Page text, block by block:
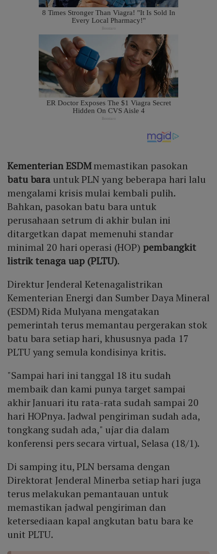
Kementerian ESDMmemastikan pasokan
batu bara untuk PLN yang beberapa hari lalu
mengalami krisis mulai kembali pulih.
Bahkan, pasokan batu bara untuk
perusahaan setrum di akhir bulan ini
ditargetkan dapat memenuhi standar
minimal 20 hari operasi (HOP) pembangkit
listrik tenaga uap (PLTU).
Direktur Jenderal Ketenagalistrikan
Kementerian Energi dan Sumber Daya Mineral
(ESDM) Rida Mulyana mengatakan
pemerintah terus memantau pergerakan stok
batu bara setiap hari, khususnya pada 17
PLTU yang semula kondisinya kritis.
"Sampai hari ini tanggal 18 itu sudah
membaik dan kami punya target sampai
akhir Januari itu rata-rata sudah sampai 20
hari HOPnya. Jadwal pengiriman sudah ada,
tongkang sudah ada," ujar dia dalam
konferensi pers secara virtual, Selasa (18/1).
Di samping itu, PLN bersama dengan
Direktorat Jenderal Minerba setiap hari juga
terus melakukan pemantauan untuk
memastikan jadwal pengiriman dan
ketersediaan kapal angkutan batu bara ke
unit PLTU.